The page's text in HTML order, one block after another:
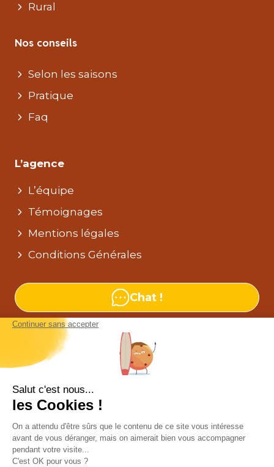
Rural
Nos conseils
Selon les saisons
Pratique
Faq
L’agence
L’équipe
Témoignages
Mentions légales
Conditions Générales
Chat !
Nos agences